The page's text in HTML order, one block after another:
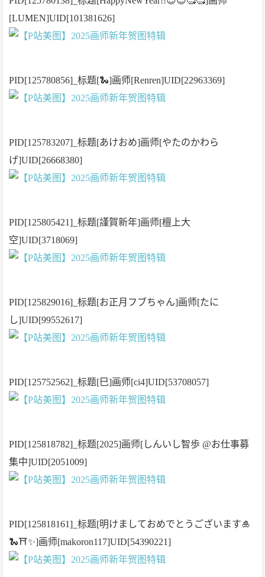
[LUMEN]UID[101381626]
PID[125780856]_标题[🐍]画师[Renren]UID[22963369]
PID[125783207]_标题[あけおめ]画师[やたのかわら
げ]UID[26668380]
PID[125805421]_标题[謹賀新年]画师[檀上大
空]UID[3718069]
PID[125829016]_标题[お正月フブちゃん]画师[たに
し]UID[99552617]
PID[125752562]_标题[巳]画师[ci4]UID[53708057]
PID[125818782]_标题[2025]画师[しんいし智歩 @お仕事募
集中]UID[2051009]
PID[125818161]_标题[明けましておめでとうございます🎍
🐍⛩✨]画师[makoron117]UID[54390221]